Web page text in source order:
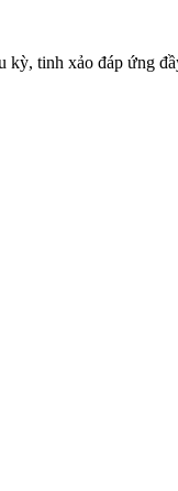
kỳ, tinh xảo đáp ứng